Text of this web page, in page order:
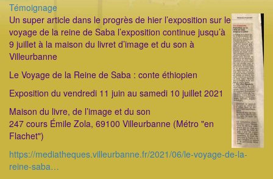
Catégorie
Témoignage
Un super article dans le progrès de hier l’exposition sur le
voyage de la reine de Saba l’exposition continue jusqu’à
9 juillet à la maison du livret d’image et du son à
Villeurbanne
Le Voyage de la Reine de Saba : conte éthiopien
Exposition du vendredi 11 juin au samedi 10 juillet 2021
Maison du livre, de l’image et du son
247 cours Émile Zola, 69100 Villeurbanne (Métro "en
Flachet")
https://mediatheques.villeurbanne.fr/2021/06/le-voyage-de-la-
reine-saba…